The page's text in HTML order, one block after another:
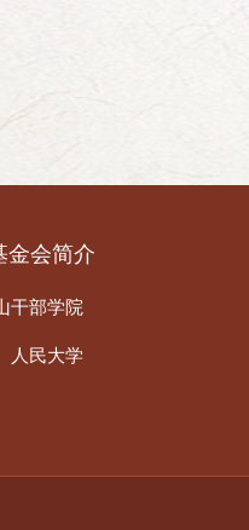
金会简介
干部学院
人民大学